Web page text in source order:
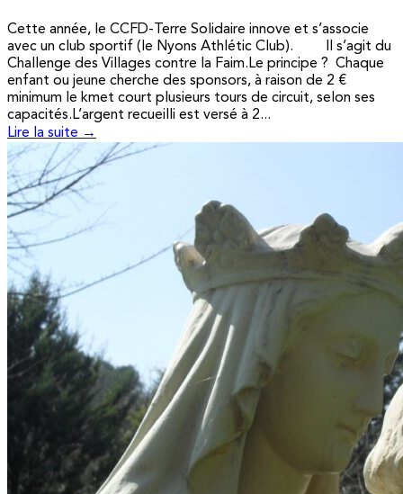
Cette année, le CCFD-Terre Solidaire innove et s’associe
avec un club sportif (le Nyons Athlétic Club). Il s’agit du
Challenge des Villages contre la Faim.Le principe ? Chaque
enfant ou jeune cherche des sponsors, à raison de 2 €
minimum le kmet court plusieurs tours de circuit, selon ses
capacités.L’argent recueilli est versé à 2...
Lire la suite →